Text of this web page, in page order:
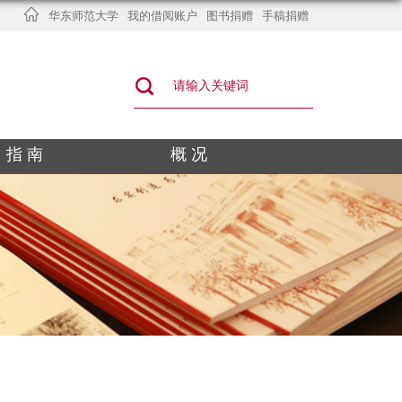
华东师范大学 我的借阅账户 图书捐赠 手稿捐赠
指 南 概 况